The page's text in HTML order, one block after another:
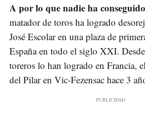
A por lo que nadie ha
matador de toros ha logrado
José Escolar en una plaza de
España en todo el siglo XXI.
toreros lo han logrado en Francia,
del Pilar en Vic-Fezensac hace 3